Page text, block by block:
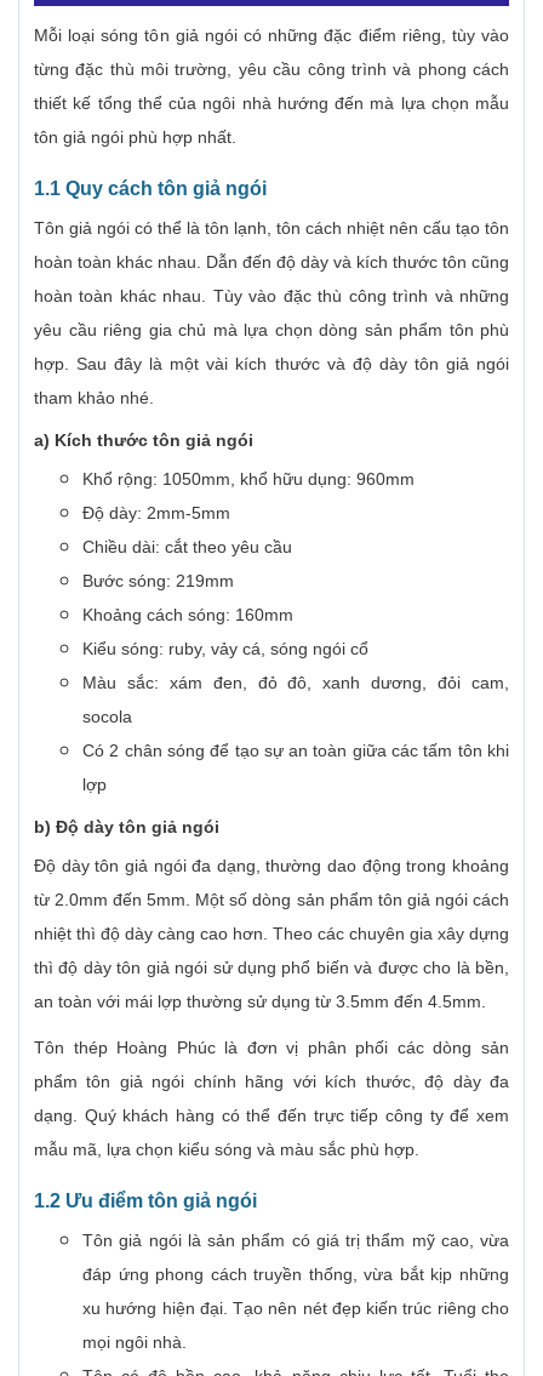
Mỗi loại sóng tôn giả ngói có những đặc điểm riêng, tùy vào
từng đặc thù môi trường, yêu cầu công trình và phong cách
thiết kế tổng thể của ngôi nhà hướng đến mà lựa chọn mẫu
tôn giả ngói phù hợp nhất.
1.1 Quy cách tôn giả ngói
Tôn giả ngói có thể là tôn lạnh, tôn cách nhiệt nên cấu tạo tôn
hoàn toàn khác nhau. Dẫn đến độ dày và kích thước tôn cũng
hoàn toàn khác nhau. Tùy vào đặc thù công trình và những
yêu cầu riêng gia chủ mà lựa chọn dòng sản phẩm tôn phù
hợp. Sau đây là một vài kích thước và độ dày tôn giả ngói
tham khảo nhé.
a) Kích thước tôn giả ngói
Khổ rộng: 1050mm, khổ hữu dụng: 960mm
Độ dày: 2mm-5mm
Chiều dài: cắt theo yêu cầu
Bước sóng: 219mm
Khoảng cách sóng: 160mm
Kiểu sóng: ruby, vảy cá, sóng ngói cổ
Màu sắc: xám đen, đỏ đô, xanh dương, đỏi cam,
socola
Có 2 chân sóng để tạo sự an toàn giữa các tấm tôn khi
lợp
b) Độ dày tôn giả ngói
Độ dày tôn giả ngói đa dạng, thường dao động trong khoảng
từ 2.0mm đến 5mm. Một số dòng sản phẩm tôn giả ngói cách
nhiệt thì độ dày càng cao hơn. Theo các chuyên gia xây dựng
thì độ dày tôn giả ngói sử dụng phổ biến và được cho là bền,
an toàn với mái lợp thường sử dụng từ 3.5mm đến 4.5mm.
Tôn thép Hoàng Phúc là đơn vị phân phối các dòng sản
phẩm tôn giả ngói chính hãng với kích thước, độ dày đa
dạng. Quý khách hàng có thể đến trực tiếp công ty để xem
mẫu mã, lựa chọn kiểu sóng và màu sắc phù hợp.
1.2 Ưu điểm tôn giả ngói
Tôn giả ngói là sản phẩm có giá trị thẩm mỹ cao, vừa
đáp ứng phong cách truyền thống, vừa bắt kịp những
xu hướng hiện đại. Tạo nên nét đẹp kiến trúc riêng cho
mọi ngôi nhà.